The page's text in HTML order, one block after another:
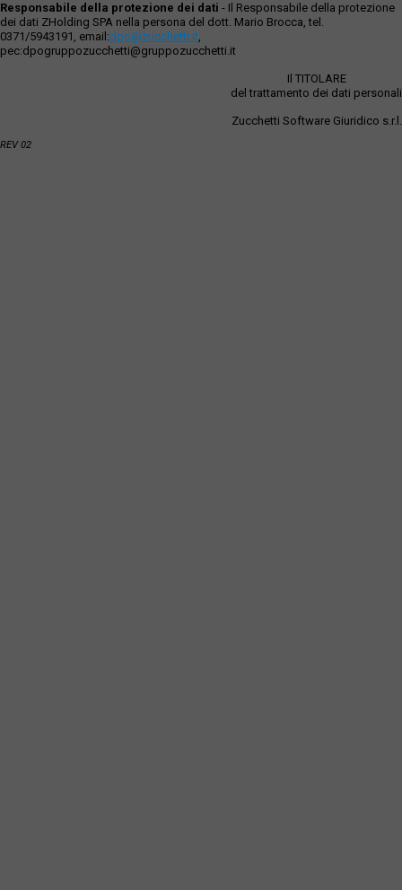
Responsabile della protezione dei dati - Il Responsabile della protezione
dei dati ZHolding SPA nella persona del dott. Mario Brocca, tel.
0371/5943191, email:dpo@zucchetti.it,
pec:dpogruppozucchetti@gruppozucchetti.it
Il TITOLARE
del trattamento dei dati personali
Zucchetti Software Giuridico s.r.l.
REV 02